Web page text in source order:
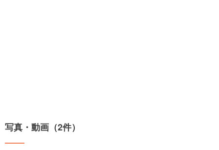
写真・動画（2件）